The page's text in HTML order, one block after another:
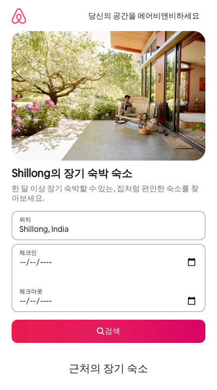
당신의 공간을 에어비앤비하세요
Shillong의 장기 숙박 숙소
한 달 이상 장기 숙박할 수 있는, 집처럼 편안한 숙소를 찾
아보세요.
위치
결과가 나오면 위·아래 화살표 키를 사용하거나 터치 또는 스와이
체크인
체크아웃
검색
근처의 장기 숙소